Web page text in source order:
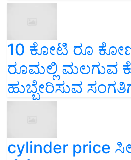
10 ಕೋಟಿ ರೂ
ರೂಮಲ್ಲಿ ಮಲಗುವ
ಹುಬ್ಬೇರಿಸುವ
cylinder price